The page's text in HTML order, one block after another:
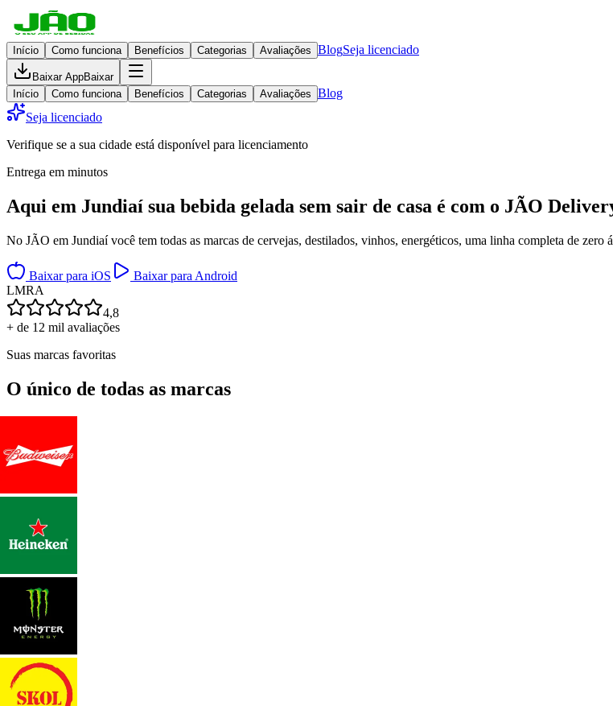
Início Como funciona Benefícios Categorias Avaliações BlogSeja licenciado
Baixar AppBaixar
Início
Como funciona Benefícios Categorias Avaliações Blog
Seja licenciado
Verifique se a sua cidade está disponível para licenciamento
Entrega em minutos
Aqui em Jundiaí sua bebida gelada sem sair de casa é com o JÃO
No JÃO em Jundiaí você tem todas as marcas de cervejas, destilados, vinhos, energéticos, uma linha completa de
Baixar para iOS
Baixar para Android
LMRA
4,8
+ de 12 mil avaliações
Suas marcas favoritas
O único de todas as marcas